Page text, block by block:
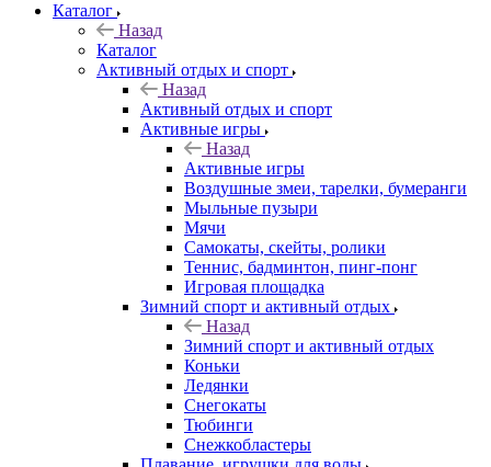
Каталог
Назад
Каталог
Активный отдых и спорт
Назад
Активный отдых и спорт
Активные игры
Назад
Активные игры
Воздушные змеи, тарелки, бумеранги
Мыльные пузыри
Мячи
Самокаты, скейты, ролики
Теннис, бадминтон, пинг-понг
Игровая площадка
Зимний спорт и активный отдых
Назад
Зимний спорт и активный отдых
Коньки
Ледянки
Снегокаты
Тюбинги
Снежкобластеры